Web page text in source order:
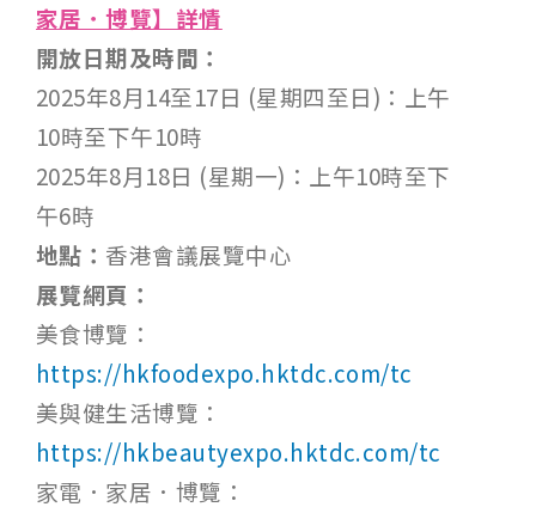
家居．博覽】詳情
開放日期及時間：
2025年8月14至17日 (星期四至日)：上午
10時至下午10時
2025年8月18日 (星期一)：上午10時至下
午6時
地點： 香港會議展覽中心
展覽網頁：
美食博覽：
https://hkfoodexpo.hktdc.com/tc
美與健生活博覽：
https://hkbeautyexpo.hktdc.com/tc
家電．家居．博覽：